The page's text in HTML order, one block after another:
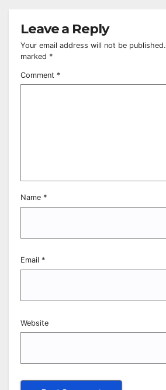
Leave a Reply
Your email address will not be published.
marked *
Comment *
Name *
Email *
Website